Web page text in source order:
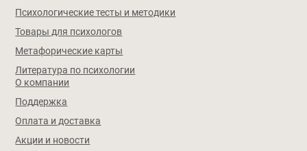
Психологические тесты и методики
Товары для психологов
Метафорические карты
Литература по психологии
О компании
Поддержка
Оплата и доставка
Акции и новости